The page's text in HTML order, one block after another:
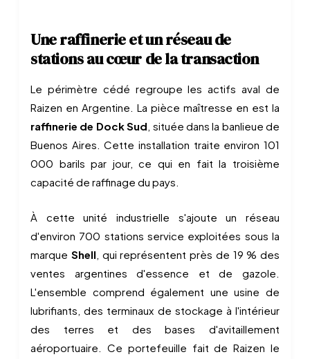
Une raffinerie et un réseau de
stations au cœur de la transaction
Le périmètre cédé regroupe les actifs aval de
Raizen en Argentine. La pièce maîtresse en est la
raffinerie de Dock Sud, située dans la banlieue de
Buenos Aires. Cette installation traite environ 101
000 barils par jour, ce qui en fait la troisième
capacité de raffinage du pays.
À cette unité industrielle s'ajoute un réseau
d'environ 700 stations service exploitées sous la
marque Shell, qui représentent près de 19 % des
ventes argentines d'essence et de gazole.
L'ensemble comprend également une usine de
lubrifiants, des terminaux de stockage à l'intérieur
des terres et des bases d'avitaillement
aéroportuaire. Ce portefeuille fait de Raizen le